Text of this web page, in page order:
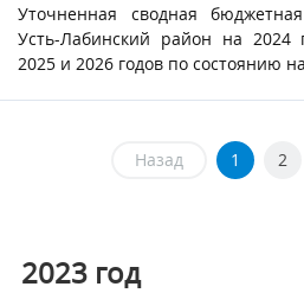
Уточненная сводная
Усть-Лабинский район на
2025 и 2026 годов по состоянию
Назад 1 2
2023 год